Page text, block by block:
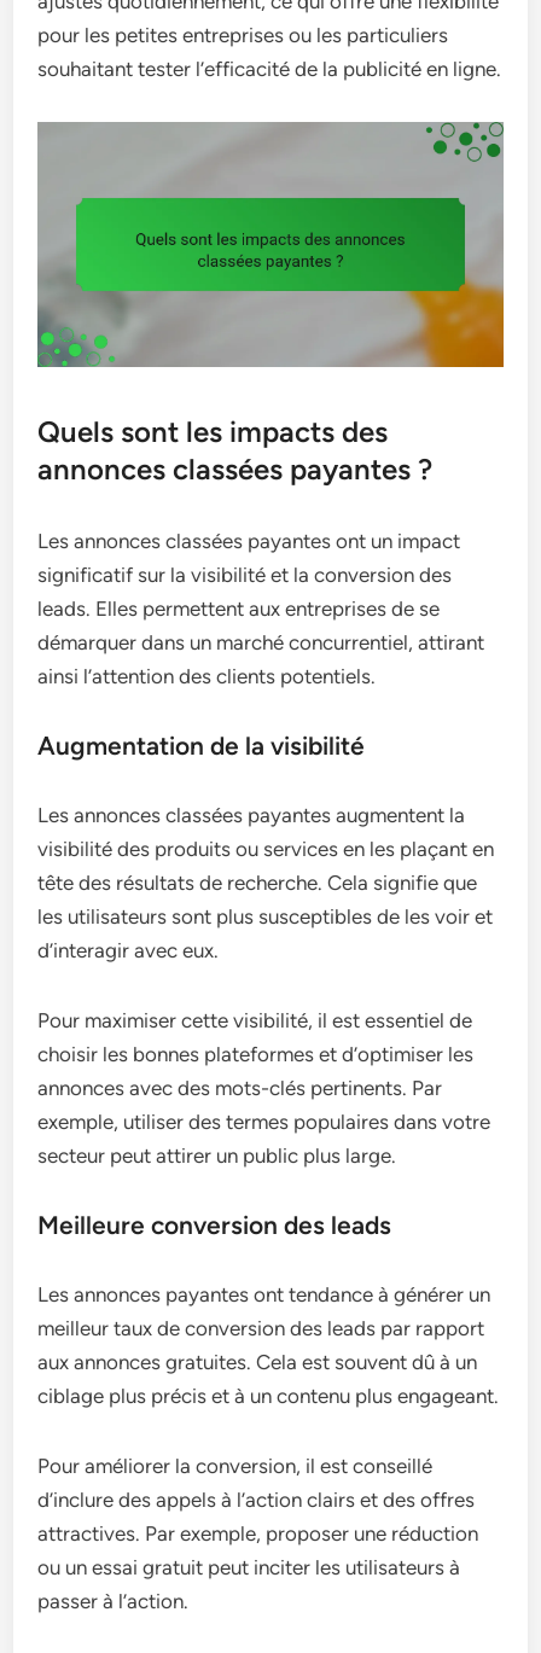
pour les petites entreprises ou les particuliers
souhaitant tester l’efficacité de la publicité en ligne.
Quels sont les impacts des
annonces classées payantes ?
Les annonces classées payantes ont un impact
significatif sur la visibilité et la conversion des
leads. Elles permettent aux entreprises de se
démarquer dans un marché concurrentiel, attirant
ainsi l’attention des clients potentiels.
Augmentation de la visibilité
Les annonces classées payantes augmentent la
visibilité des produits ou services en les plaçant en
tête des résultats de recherche. Cela signifie que
les utilisateurs sont plus susceptibles de les voir et
d’interagir avec eux.
Pour maximiser cette visibilité, il est essentiel de
choisir les bonnes plateformes et d’optimiser les
annonces avec des mots-clés pertinents. Par
exemple, utiliser des termes populaires dans votre
secteur peut attirer un public plus large.
Meilleure conversion des leads
Les annonces payantes ont tendance à générer un
meilleur taux de conversion des leads par rapport
aux annonces gratuites. Cela est souvent dû à un
ciblage plus précis et à un contenu plus engageant.
Pour améliorer la conversion, il est conseillé
d’inclure des appels à l’action clairs et des offres
attractives. Par exemple, proposer une réduction
ou un essai gratuit peut inciter les utilisateurs à
passer à l’action.